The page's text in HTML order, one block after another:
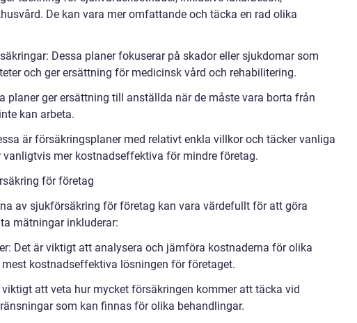
De kan vara mer omfattande och täcka en rad olika
Dessa planer fokuserar på skador eller sjukdomar som
och ger ersättning för medicinsk vård och rehabilitering.
planer ger ersättning till anställda när de måste vara borta från
kan arbeta.
är försäkringsplaner med relativt enkla villkor och täcker vanliga
vanligtvis mer kostnadseffektiva för mindre företag.
för företag
av sjukförsäkring för företag kan vara värdefullt för att göra
mätningar inkluderar:
Det är viktigt att analysera och jämföra kostnaderna för olika
kostnadseffektiva lösningen för företaget.
att veta hur mycket försäkringen kommer att täcka vid
som kan finnas för olika behandlingar.